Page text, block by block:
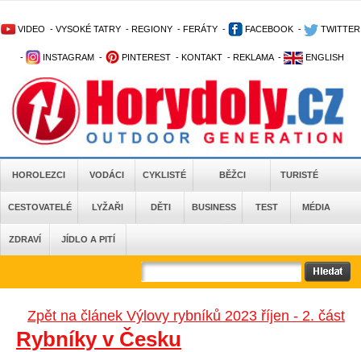
VIDEO - VYSOKÉ TATRY - REGIONY - FERÁTY - FACEBOOK - TWITTER
- INSTAGRAM - PINTEREST - KONTAKT - REKLAMA - ENGLISH
HOROLEZCI VODÁCI CYKLISTÉ BĚŽCI TURISTÉ
CESTOVATELÉ LYŽAŘI DĚTI BUSINESS TEST MÉDIA
ZDRAVÍ JÍDLO A PITÍ
Zpět na článek Výlovy rybníků 2023 říjen - 2. část
Rybníky v Česku